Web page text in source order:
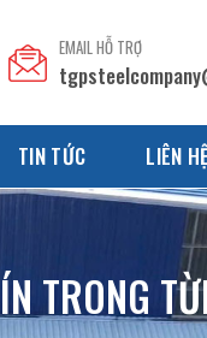
EMAIL HỖ TRỢ
TIN TỨC LIÊN
TRONG